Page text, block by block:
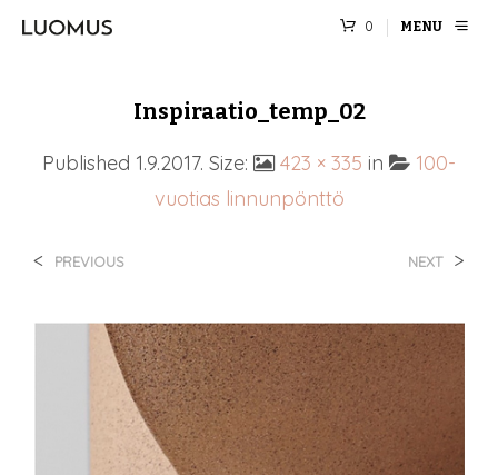
0 MENU
Inspiraatio_temp_02
Published 1.9.2017. Size: 423 × 335 in
100-
vuotias linnunpönttö
< PREVIOUS NEXT >